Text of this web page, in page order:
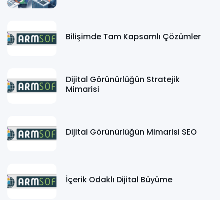
Bilişimde Tam Kapsamlı Çözümler
Dijital Görünürlüğün Stratejik
Mimarisi
Dijital Görünürlüğün Mimarisi SEO
İçerik Odaklı Dijital Büyüme